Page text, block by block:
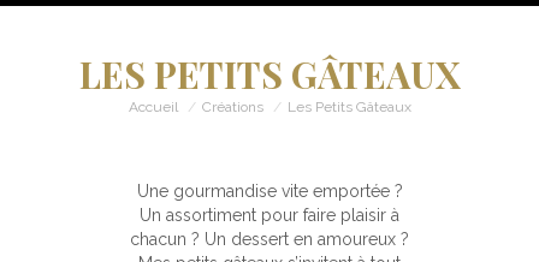
LES PETITS GÂTEAUX
Vous êtes ici :
Accueil Créations Les Petits Gâteaux
Une gourmandise vite emportée ?
Un assortiment pour faire plaisir à
chacun ? Un dessert en amoureux ?